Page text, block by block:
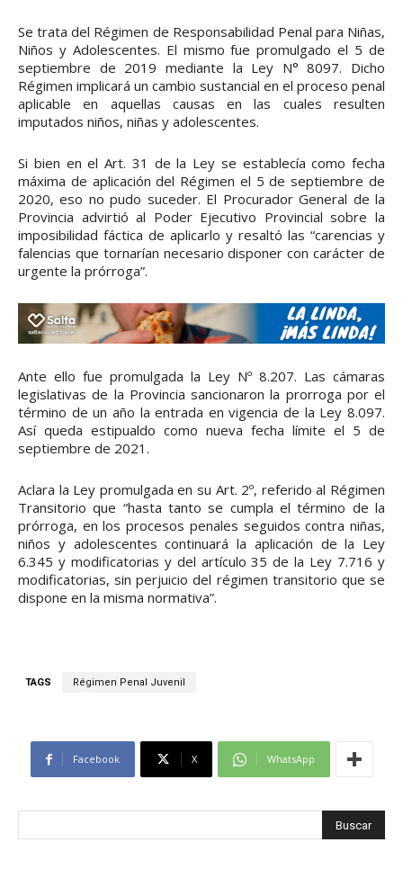
Se trata del Régimen de Responsabilidad Penal para Niñas,
Niños y Adolescentes. El mismo fue promulgado el 5 de
septiembre de 2019 mediante la Ley N° 8097. Dicho
Régimen implicará un cambio sustancial en el proceso penal
aplicable en aquellas causas en las cuales resulten
imputados niños, niñas y adolescentes.
Si bien en el Art. 31 de la Ley se establecía como fecha
máxima de aplicación del Régimen el 5 de septiembre de
2020, eso no pudo suceder. El Procurador General de la
Provincia advirtió al Poder Ejecutivo Provincial sobre la
imposibilidad fáctica de aplicarlo y resaltó las “carencias y
falencias que tornarían necesario disponer con carácter de
urgente la prórroga”.
Ante ello fue promulgada la Ley Nº 8.207. Las cámaras
legislativas de la Provincia sancionaron la prorroga por el
término de un año la entrada en vigencia de la Ley 8.097.
Así queda estipualdo como nueva fecha límite el 5 de
septiembre de 2021.
Aclara la Ley promulgada en su Art. 2º, referido al Régimen
Transitorio que “hasta tanto se cumpla el término de la
prórroga, en los procesos penales seguidos contra niñas,
niños y adolescentes continuará la aplicación de la Ley
6.345 y modificatorias y del artículo 35 de la Ley 7.716 y
modificatorias, sin perjuicio del régimen transitorio que se
dispone en la misma normativa”.
TAGS Régimen Penal Juvenil
Facebook X WhatsApp